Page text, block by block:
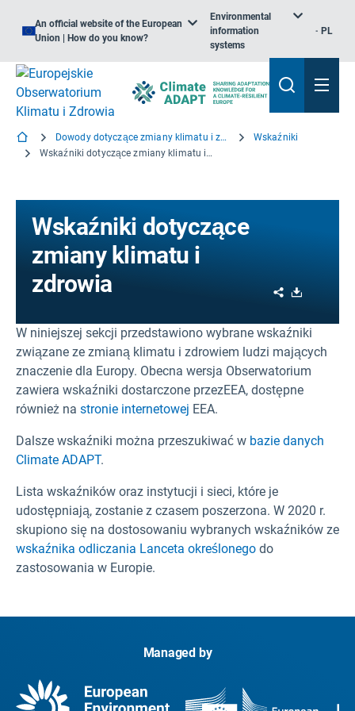
An official website of the European
Union | How do you know?
Environmental
information
systems
PL
Dowody dotyczące zmiany klimatu i zdrowia
Wskaźniki
Wskaźniki dotyczące zmiany klimatu i zdrowia
Wskaźniki dotyczące
zmiany klimatu i
zdrowia
Share
W niniejszej sekcji przedstawiono wybrane wskaźniki
związane ze zmianą klimatu i zdrowiem ludzi mających
znaczenie dla Europy. Obecna wersja Obserwatorium
zawiera wskaźniki dostarczone przezEEA, dostępne
również na stronie internetowej EEA.
Dalsze wskaźniki można przeszukiwać w bazie danych
Climate ADAPT.
Lista wskaźników oraz instytucji i sieci, które je
udostępniają, zostanie z czasem poszerzona. W 2020 r.
skupiono się na dostosowaniu wybranych wskaźników ze
wskaźnika odliczania Lanceta określonego do
zastosowania w Europie.
Managed by